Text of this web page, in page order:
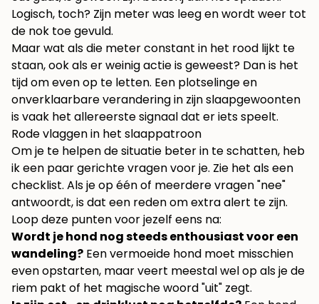
Logisch, toch? Zijn meter was leeg en wordt weer tot
de nok toe gevuld.
Maar wat als die meter constant in het rood lijkt te
staan, ook als er weinig actie is geweest? Dan is het
tijd om even op te letten. Een plotselinge en
onverklaarbare verandering in zijn slaapgewoonten
is vaak het allereerste signaal dat er iets speelt.
Rode vlaggen in het slaappatroon
Om je te helpen de situatie beter in te schatten, heb
ik een paar gerichte vragen voor je. Zie het als een
checklist. Als je op één of meerdere vragen "nee"
antwoordt, is dat een reden om extra alert te zijn.
Loop deze punten voor jezelf eens na:
Wordt je hond nog steeds enthousiast voor een
wandeling? Een vermoeide hond moet misschien
even opstarten, maar veert meestal wel op als je de
riem pakt of het magische woord "uit" zegt.